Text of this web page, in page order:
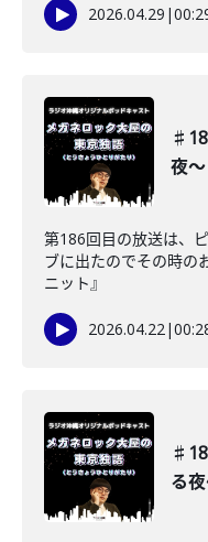
2026.04.29 |
夜〜
第186回目の放送は、
ブに出たのでその時の
ニット』
2026.04.22|
る